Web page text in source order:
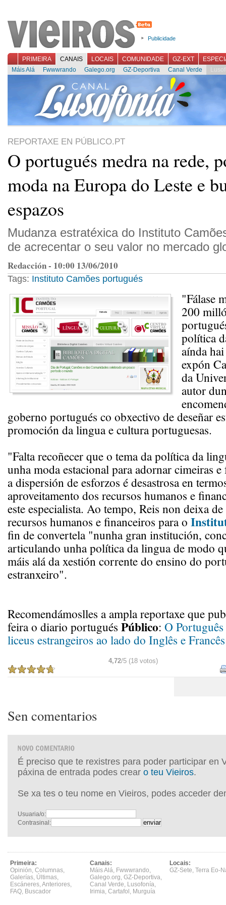
Publicidade
PRIMEIRA CANAIS LOCAIS COMUNIDADE GZ-EXT
Máis Alá
Fwwwrando Galego.org GZ-Deportiva Canal Verde
REPORTAXE EN PÚBLICO.PT
O portugués medra na rede,
moda na Europa do Leste e
espazos
Mudanza estratéxica do Instituto
de acrecentar o seu valor no mercado
Redacción - 10:00 13/06/2010
Tags: Instituto Camões portugués
"Fálase
200
política
aínda
expón
da
autor
goberno portugués co obxectivo de deseñar
promoción da lingua e cultura portuguesas.
"Falta recoñecer que o tema da política da
unha moda estacional para adornar cimeiras
a dispersión de esforzos é desastrosa en
aproveitamento dos recursos humanos e
este especialista. Ao tempo, Reis non deixa
recursos humanos e financeiros para o
fin de convertela "nunha gran institución,
articulando unha política da lingua de modo
máis alá da xestión corrente do ensino do
estranxeiro".
Recomendámoslles a ampla reportaxe que
feira o diario portugués Público: O
liceus estrangeiros ao lado do Inglês e Francês
4,72/5 (18 votos)
Sen comentarios
É preciso que te rexistres para poder participar en
páxina de entrada podes crear o teu Vieiros.
Se xa tes o teu nome en Vieiros, podes acceder
Usuaria/o:
Contrasinal:
Primeira:
Opinión, Columnas,
Galerías, Últimas,
Escáneres,Anteriores,
FAQ, Buscador
Canais:
Máis Alá, Fwwwrando,
Galego.org, GZ-Deportiva,
Canal Verde, Lusofonía,
Irimia, Cartafol , Murguía
Locais:
GZ-Sete, Terra Eo-